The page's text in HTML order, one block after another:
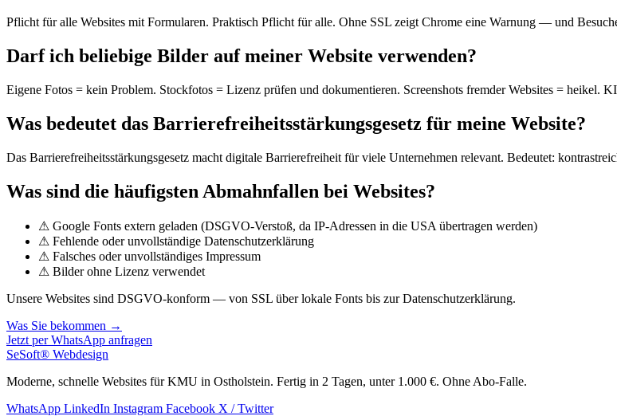
Pflicht für alle Websites mit Formularen. Praktisch Pflicht für alle. Ohne SSL zeigt Chrome eine Warnung — und
Darf ich beliebige Bilder auf meiner Website verwenden?
Eigene Fotos = kein Problem. Stockfotos = Lizenz prüfen und dokumentieren. Screenshots fremder Websites = heikel.
Was bedeutet das Barrierefreiheitsstärkungsgesetz für meine Website?
Das Barrierefreiheitsstärkungsgesetz macht digitale Barrierefreiheit für viele Unternehmen relevant. Bedeutet:
Was sind die häufigsten Abmahnfallen bei Websites?
⚠ Google Fonts extern geladen (DSGVO-Verstoß, da IP-Adressen in die USA übertragen werden)
⚠ Fehlende oder unvollständige Datenschutzerklärung
⚠ Falsches oder unvollständiges Impressum
⚠ Bilder ohne Lizenz verwendet
Unsere Websites sind DSGVO-konform — von SSL über lokale Fonts bis zur Datenschutzerklärung.
Was Sie bekommen →
Jetzt per WhatsApp anfragen
SeSoft® Webdesign
Moderne, schnelle Websites für KMU in Ostholstein. Fertig in 2 Tagen, unter 1.000 €. Ohne Abo-Falle.
WhatsApp LinkedIn Instagram Facebook X / Twitter